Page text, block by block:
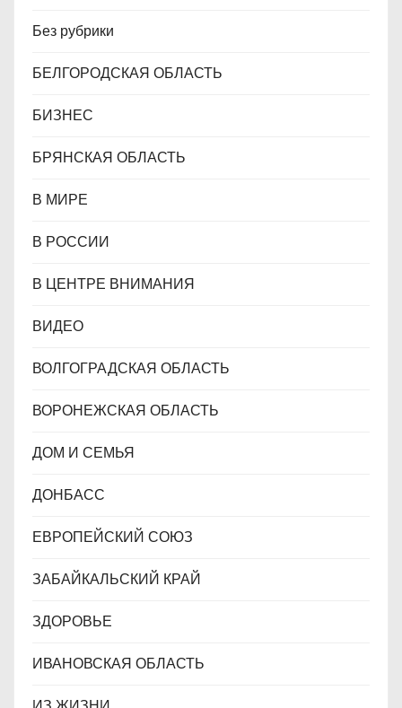
Без рубрики
БЕЛГОРОДСКАЯ ОБЛАСТЬ
БИЗНЕС
БРЯНСКАЯ ОБЛАСТЬ
В МИРЕ
В РОССИИ
В ЦЕНТРЕ ВНИМАНИЯ
ВИДЕО
ВОЛГОГРАДСКАЯ ОБЛАСТЬ
ВОРОНЕЖСКАЯ ОБЛАСТЬ
ДОМ И СЕМЬЯ
ДОНБАСС
ЕВРОПЕЙСКИЙ СОЮЗ
ЗАБАЙКАЛЬСКИЙ КРАЙ
ЗДОРОВЬЕ
ИВАНОВСКАЯ ОБЛАСТЬ